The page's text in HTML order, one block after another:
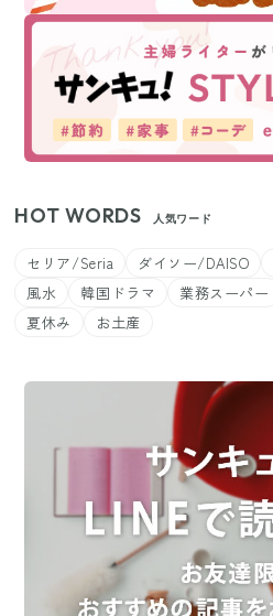
HOT WORDS 人気ワード
セリア/Seria ダイソー/DAISO
風水
韓国ドラマ 業務スーパー
夏休み
お土産